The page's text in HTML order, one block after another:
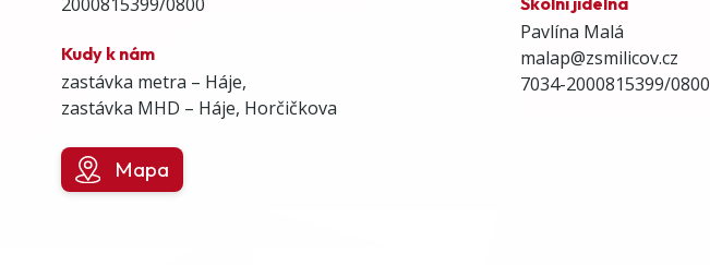
Kudy k nám
zastávka metra – Háje,
zastávka MHD – Háje, Horčičkova
Mapa
Pavlína Malá
malap@zsmilicov.cz
7034-2000815399/0800